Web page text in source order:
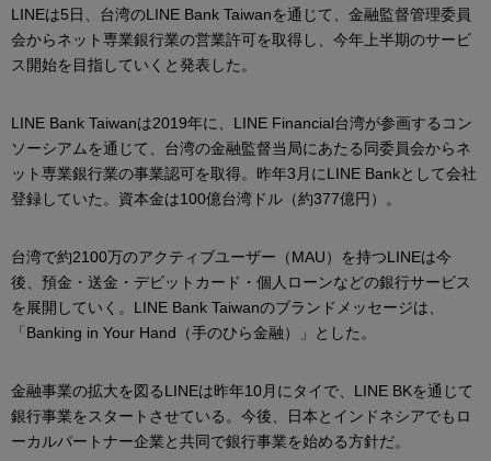
LINEは5日、台湾のLINE Bank Taiwanを通じて、金融監督管理委員
会からネット専業銀行業の営業許可を取得し、今年上半期のサービ
ス開始を目指していくと発表した。
LINE Bank Taiwanは2019年に、LINE Financial台湾が参画するコン
ソーシアムを通じて、台湾の金融監督当局にあたる同委員会からネ
ット専業銀行業の事業認可を取得。昨年3月にLINE Bankとして会社
登録していた。資本金は100億台湾ドル（約377億円）。
台湾で約2100万のアクティブユーザー（MAU）を持つLINEは今
後、預金・送金・デビットカード・個人ローンなどの銀行サービス
を展開していく。LINE Bank Taiwanのブランドメッセージは、
「Banking in Your Hand（手のひら金融）」とした。
金融事業の拡大を図るLINEは昨年10月にタイで、LINE BKを通じて
銀行事業をスタートさせている。今後、日本とインドネシアでもロ
ーカルパートナー企業と共同で銀行事業を始める方針だ。